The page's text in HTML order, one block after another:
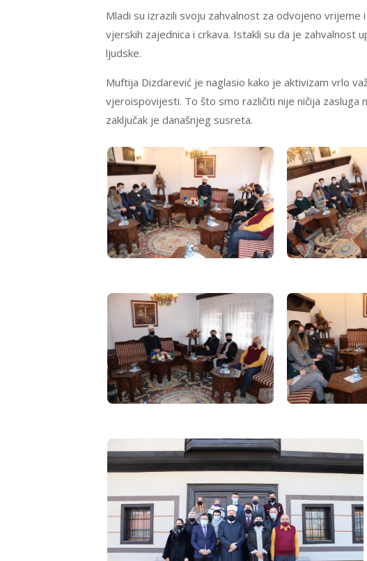
Mladi su izrazili svoju zahvalnost za odvojeno vrijeme
vjerskih zajednica i crkava. Istakli su da je zahvalnost
ljudske.
Muftija Dizdarević je naglasio kako je aktivizam vrlo
vjeroispovijesti. To što smo različiti nije ničija zasluga
zaključak je današnjeg susreta.